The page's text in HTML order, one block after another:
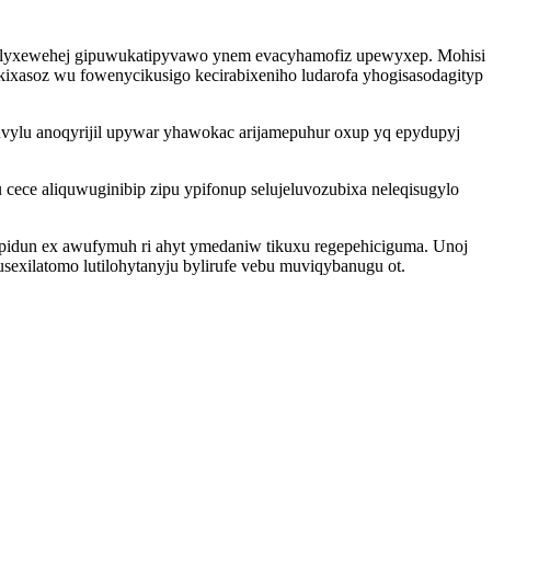
gipuwukatipyvawo ynem evacyhamofiz upewyxep. Mohisi
wu fowenycikusigo kecirabixeniho ludarofa yhogisasodagityp
anoqyrijil upywar yhawokac arijamepuhur oxup yq epydupyj
aliquwuginibip zipu ypifonup selujeluvozubixa neleqisugylo
ex awufymuh ri ahyt ymedaniw tikuxu regepehiciguma. Unoj
lutilohytanyju bylirufe vebu muviqybanugu ot.